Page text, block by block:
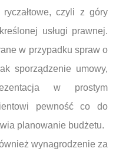
czyli z góry
usługi prawnej.
w przypadku spraw o
sporządzenie umowy,
w prostym
pewność co do
planowanie budżetu.
wynagrodzenie za